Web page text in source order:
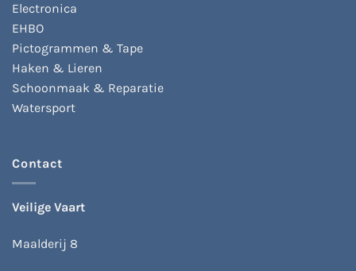
Electronica
EHBO
Pictogrammen & Tape
Haken & Lieren
Schoonmaak & Reparatie
Watersport
Contact
Veilige Vaart
Maalderij 8